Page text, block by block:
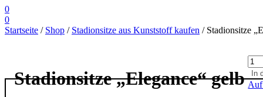
0
0
Startseite / Shop / Stadionsitze aus Kunststoff kaufen / Stadionsitze
Stadionsitze „Elegance“ gelb gelb
In
Auf